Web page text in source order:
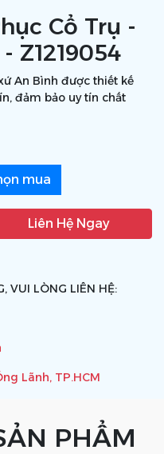
Cổ Trụ -
Z1219054
An Bình được thiết kế
đảm bảo uy tín chất
mua
Liên Hệ Ngay
VUI LÒNG LIÊN HỆ:
Lãnh, TP.HCM
PHẨM